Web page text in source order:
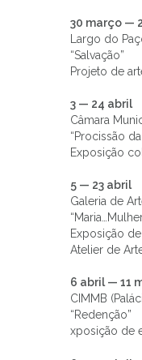
30 março —
Largo do
“Salvação”
Projeto de
3 — 24 abril
Câmara
“Procissão
Exposição
5 — 23 abril
Galeria de
Exposição
Atelier de
6 abril — 11
CIMMB
“Redenção”
xposição de